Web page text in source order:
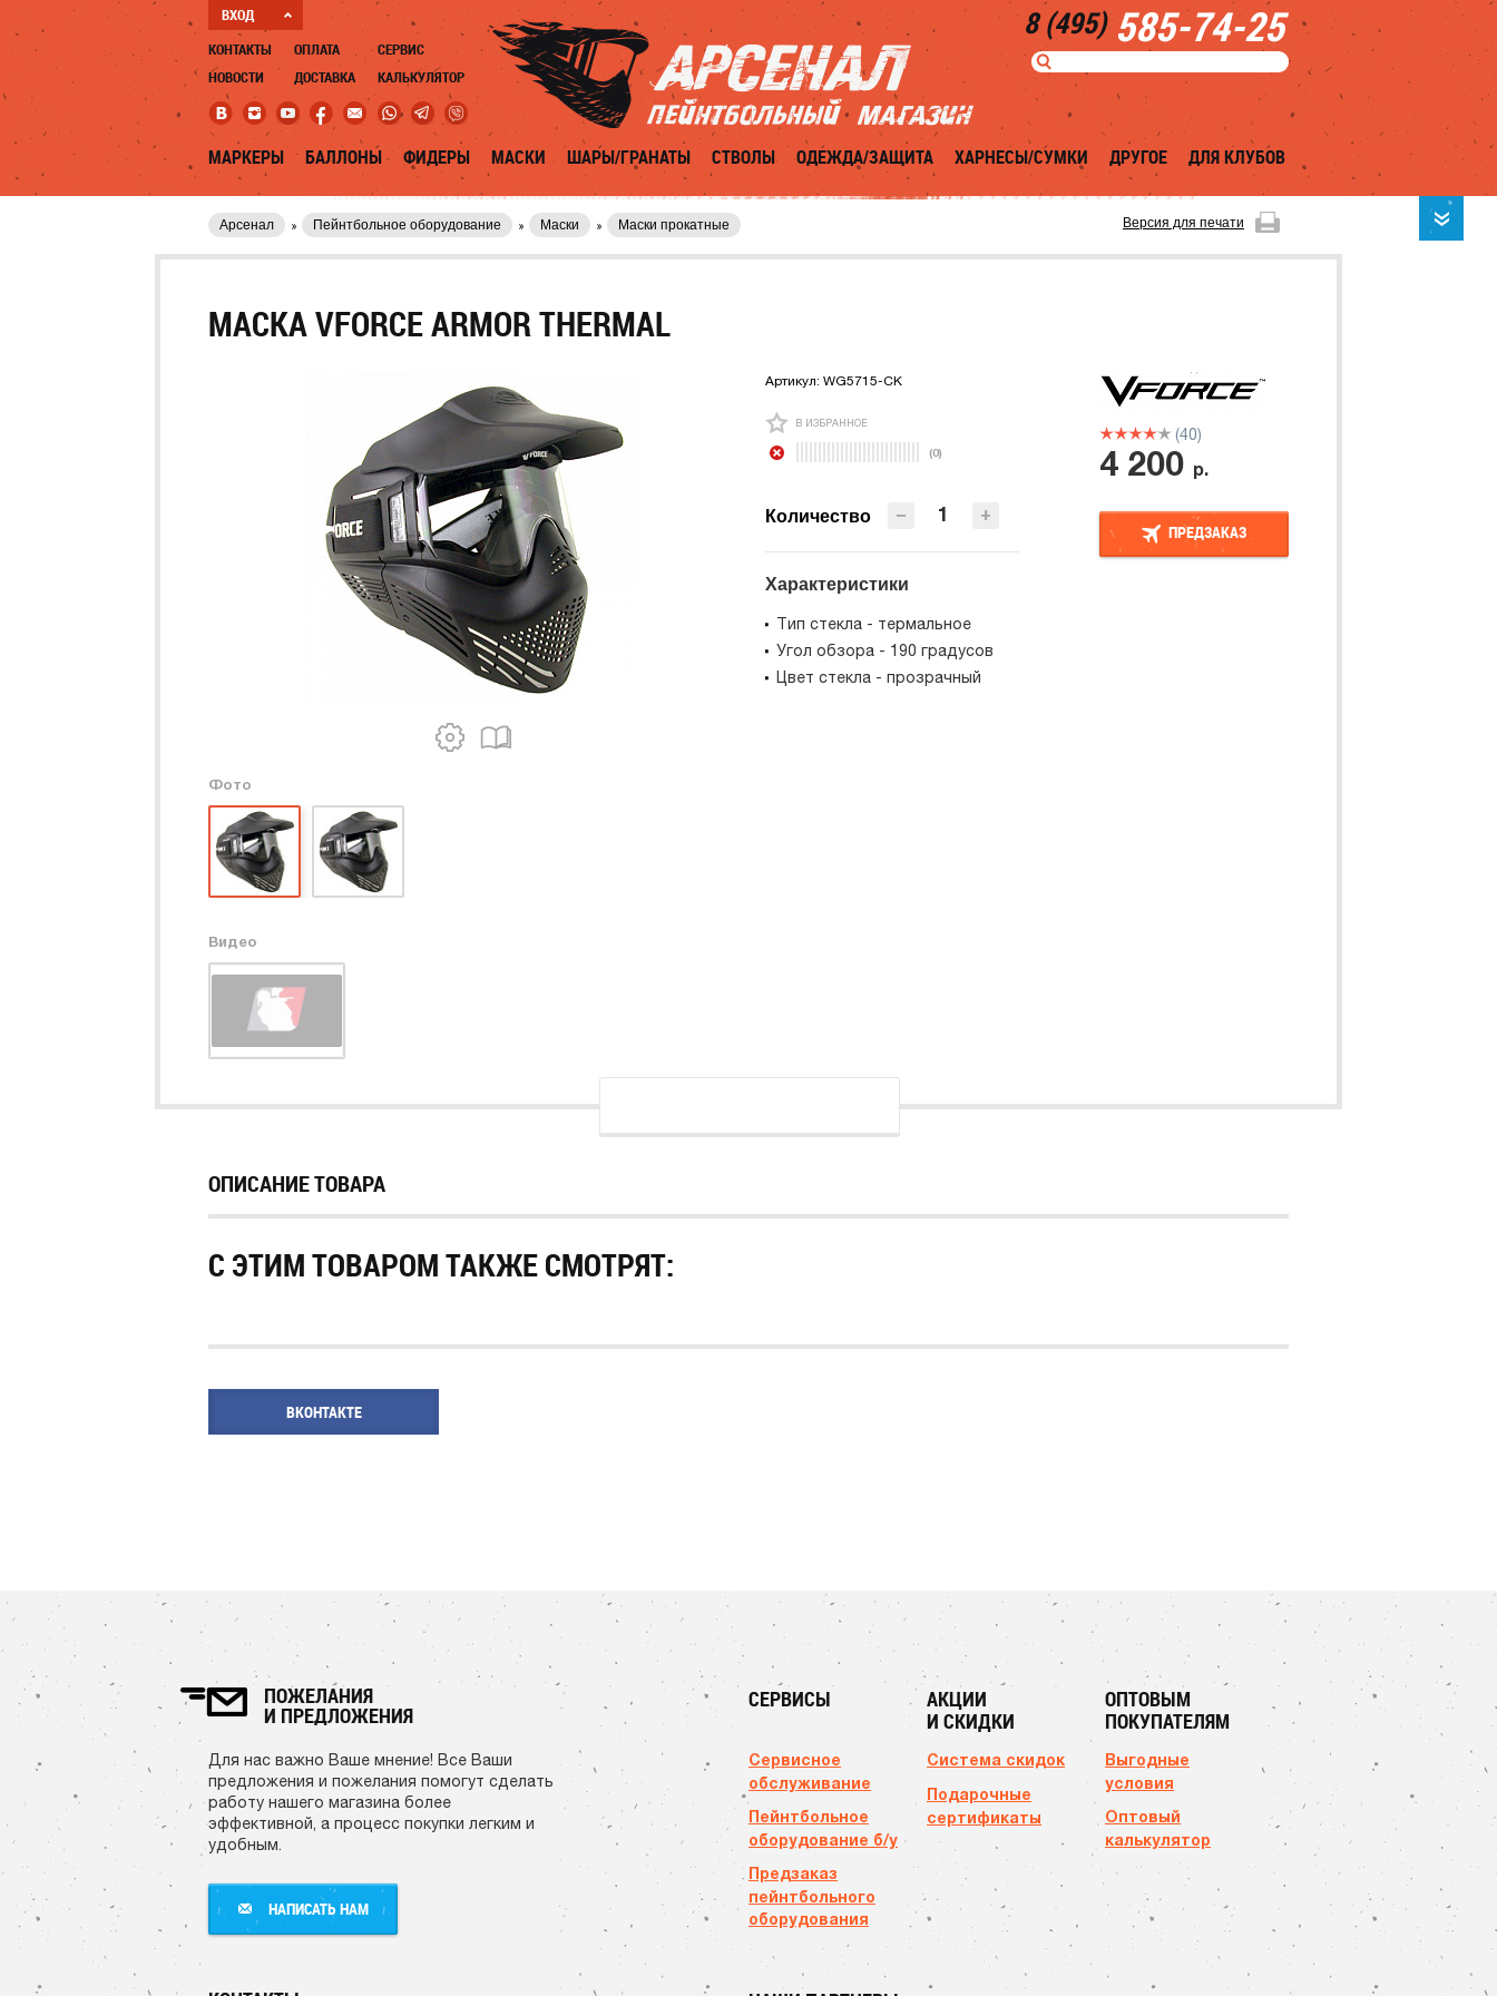
8 (495)585-74-25
ВХОД
КОНТАКТЫ
НОВОСТИ
ОПЛАТА
ДОСТАВКА
СЕРВИС
КАЛЬКУЛЯТОР
МАРКЕРЫ БАЛЛОНЫ ФИДЕРЫ МАСКИ ШАРЫ/ГРАНАТЫ СТВОЛЫ ОДЕЖДА/ЗАЩИТА ХАРНЕСЫ/СУМКИ ДРУГОЕ ДЛЯ КЛУБОВ
Арсенал Пейнтбольное оборудование Маски Маски прокатные Версия для печати
МАСКА VFORCE ARMOR THERMAL
Фото
Видео
(40)
4 200 р.
ПРЕДЗАКАЗ
Артикул: WG5715-CK
В ИЗБРАННОЕ
(0)
Количество +
−
Характеристики
Тип стекла - термальное
Угол обзора - 190 градусов
Цвет стекла - прозрачный
ОПИСАНИЕ ТОВАРА
С ЭТИМ ТОВАРОМ ТАКЖЕ СМОТРЯТ:
ВКОНТАКТЕ
СЕРВИСЫ
Сервисное
обслуживание
Пейнтбольное
оборудование б/у
Предзаказ
пейнтбольного
оборудования
АКЦИИ
И СКИДКИ
Система скидок
Подарочные
сертификаты
ОПТОВЫМ
ПОКУПАТЕЛЯМ
Выгодные
условия
Оптовый
калькулятор
ПОЖЕЛАНИЯ
И ПРЕДЛОЖЕНИЯ
Для нас важно Ваше мнение! Все Ваши
предложения и пожелания помогут сделать
работу нашего магазина более
эффективной, а процесс покупки легким и
удобным.
НАПИСАТЬ НАМ